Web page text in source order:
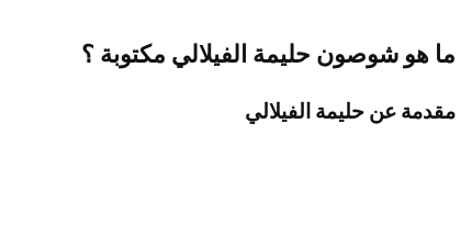
ما هو شوصون حليمة الفيلالي مكتوبة ؟
مقدمة عن حليمة الفيلالي